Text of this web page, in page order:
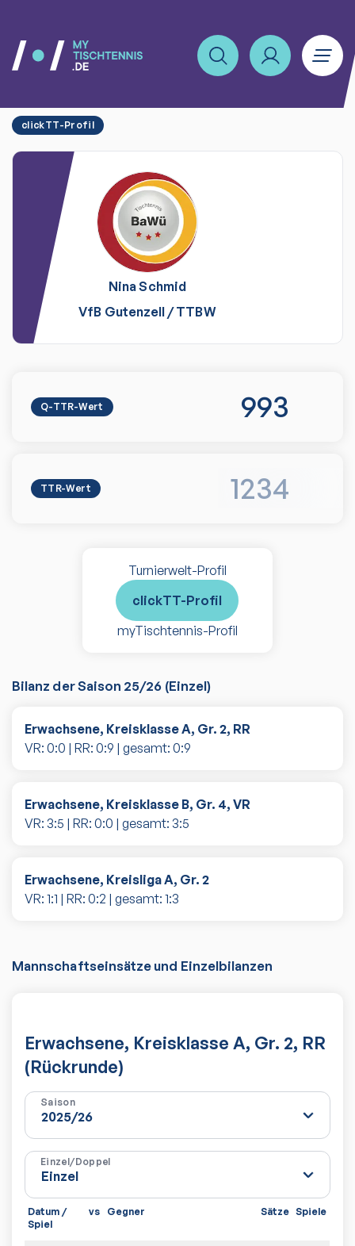
clickTT-Profil
NinaSchmid
VfB Gutenzell /TTBW
Q-TTR-Wert 993
TTR-Wert 1234
Turnierwelt-Profil
clickTT-Profil
myTischtennis-Profil
Bilanz der Saison 25/26 (Einzel)
Erwachsene, Kreisklasse A, Gr. 2, RR
VR: 0:0 | RR: 0:9 | gesamt: 0:9
Erwachsene, Kreisklasse B, Gr. 4, VR
VR: 3:5 | RR: 0:0 | gesamt: 3:5
Erwachsene, Kreisliga A, Gr. 2
VR: 1:1 | RR: 0:2 | gesamt: 1:3
Mannschaftseinsätze und Einzelbilanzen
Erwachsene, Kreisklasse A, Gr. 2, RR
(Rückrunde)
Saison
Einzel/Doppel
Datum /
Spiel
vs Gegner Sätze Spiele